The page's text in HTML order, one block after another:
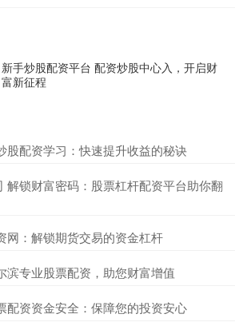
新手炒股配资平台 配资炒股中心入，开启财
富新征程
股配资学习：快速提升收益的秘诀
解锁财富密码：股票杠杆配资平台助你翻
网：解锁期货交易的资金杠杆
滨专业股票配资，助您财富增值
配资资金安全：保障您的投资安心